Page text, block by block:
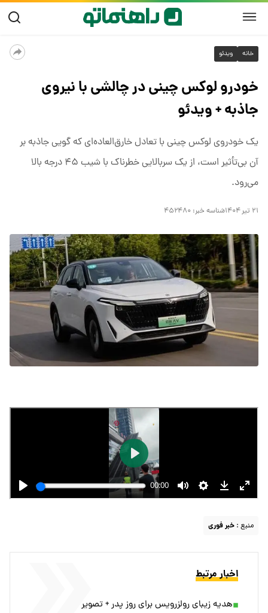
خانه ویدئو
خودرو لوکس چینی در چالشی با نیروی
جاذبه + ویدئو
یک خودروی لوکس چینی با تعادل خارق‌العاده‌ای که گویی جاذبه بر
آن بی‌تأثیر است، از یک سربالایی خطرناک با شیب ۴۵ درجه بالا
می‌رود.
۲۱ تیر ۱۴۰۴ شناسه خبر: ۴۵۲۴۸۰
منبع : خبر فوری
اخبار مرتبط
هدیه زیبای رولزرویس برای روز پدر + تصویر